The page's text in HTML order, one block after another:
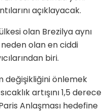
açıklayacak.
olan Brezilya aynı
neden olan en ciddi
biri.
değişikliğini önlemek
artışını 1,5 derece
Anlaşması hedefine